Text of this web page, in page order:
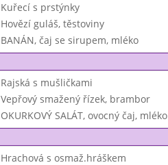
Kuřecí s prstýnky
Hovězí guláš, těstoviny
BANÁN, čaj se sirupem, mléko
Rajská s mušličkami
Vepřový smažený řízek, brambor
OKURKOVÝ SALÁT, ovocný čaj, mléko
Hrachová s osmaž.hráškem